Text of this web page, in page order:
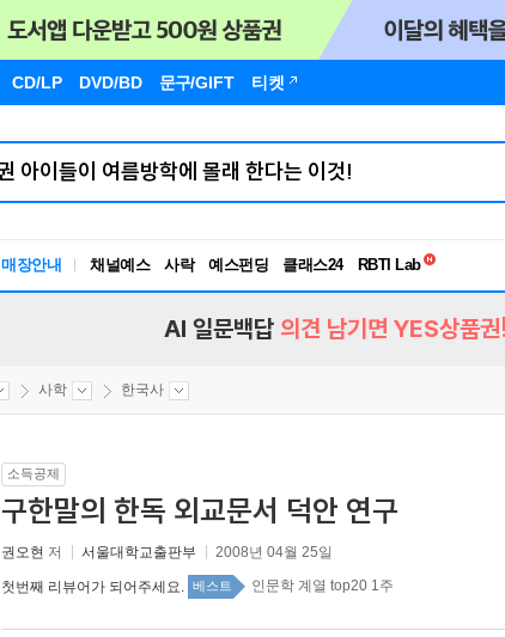
CD/LP DVD/BD 문구/GIFT 티켓
매장안내 채널예스 사락 예스펀딩 클래스24
독서유형검사
AI 일문백답 의견 남기면 YES상품권!
사학 한국사
소득공제
구한말의 한독 외교문서 덕안 연구
권오현 저 서울대학교출판부 2008년 04월 25일
첫번째 리뷰어가 되어주세요. 베스트 인문학 계열 top20 1주